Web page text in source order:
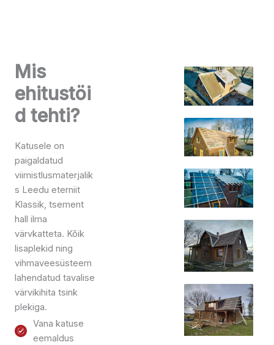
Mis
ehitustöi
d tehti?
Katusele on
paigaldatud
viimistlusmaterjalik
s Leedu eterniit
Klassik, tsement
hall ilma
värvkatteta. Kõik
lisaplekid ning
vihmaveesüsteem
lahendatud tavalise
värvikihita tsink
plekiga.
Vana katuse
eemaldus